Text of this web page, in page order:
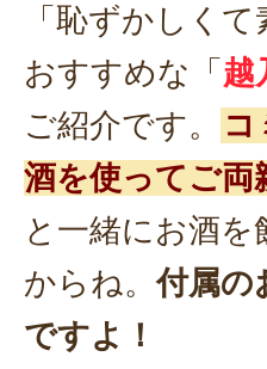
「恥ずかしく
おすすめな「 越
ご紹介です。
酒を使ってご両
と一緒にお酒
からね。付属の
ですよ！